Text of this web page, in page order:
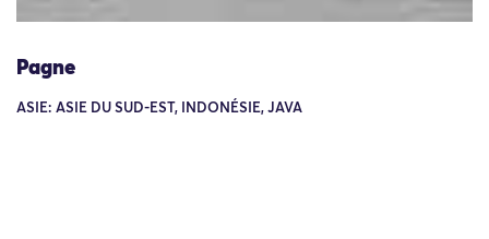
Pagne
ASIE: ASIE DU SUD-EST, INDONÉSIE, JAVA